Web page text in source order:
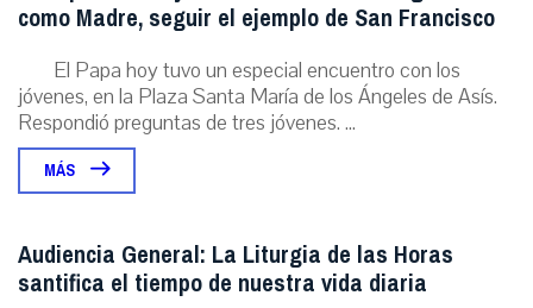
como Madre, seguir el ejemplo de San Francisco
El Papa hoy tuvo un especial encuentro con los
jóvenes, en la Plaza Santa María de los Ángeles de Asís.
Respondió preguntas de tres jóvenes. ...
MÁS
Audiencia General: La Liturgia de las Horas
santifica el tiempo de nuestra vida diaria